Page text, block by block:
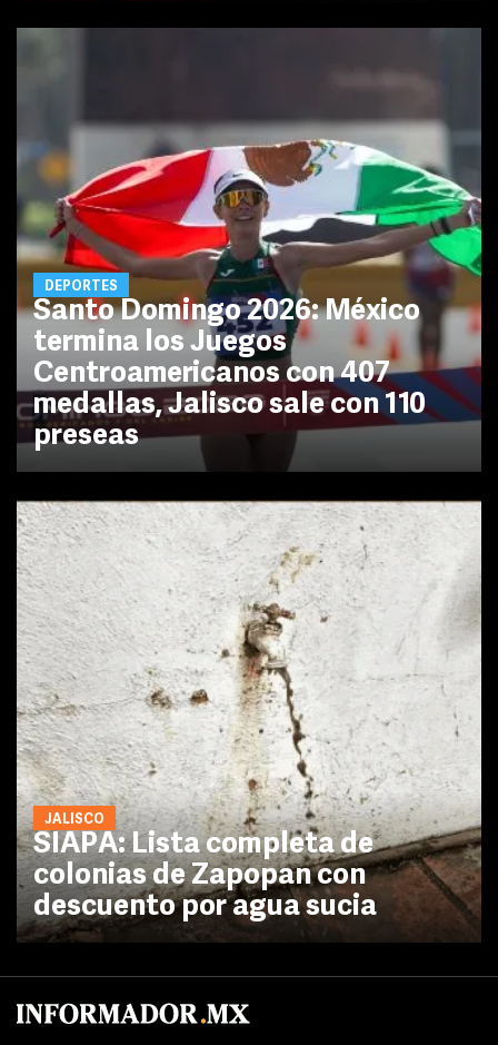
DEPORTES
Santo Domingo 2026: México
termina los Juegos
Centroamericanos con 407
medallas, Jalisco sale con 110
preseas
JALISCO
SIAPA: Lista completa de
colonias de Zapopan con
descuento por agua sucia